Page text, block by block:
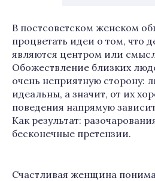
В постсоветском женском
процветать идеи о том, что
являются центром или
Обожествление близких
очень неприятную сторону:
идеальны, а значит, от их
поведения напрямую
Как результат:
бесконечные претензии.
Счастливая женщина